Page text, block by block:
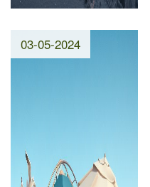
03-05-2024